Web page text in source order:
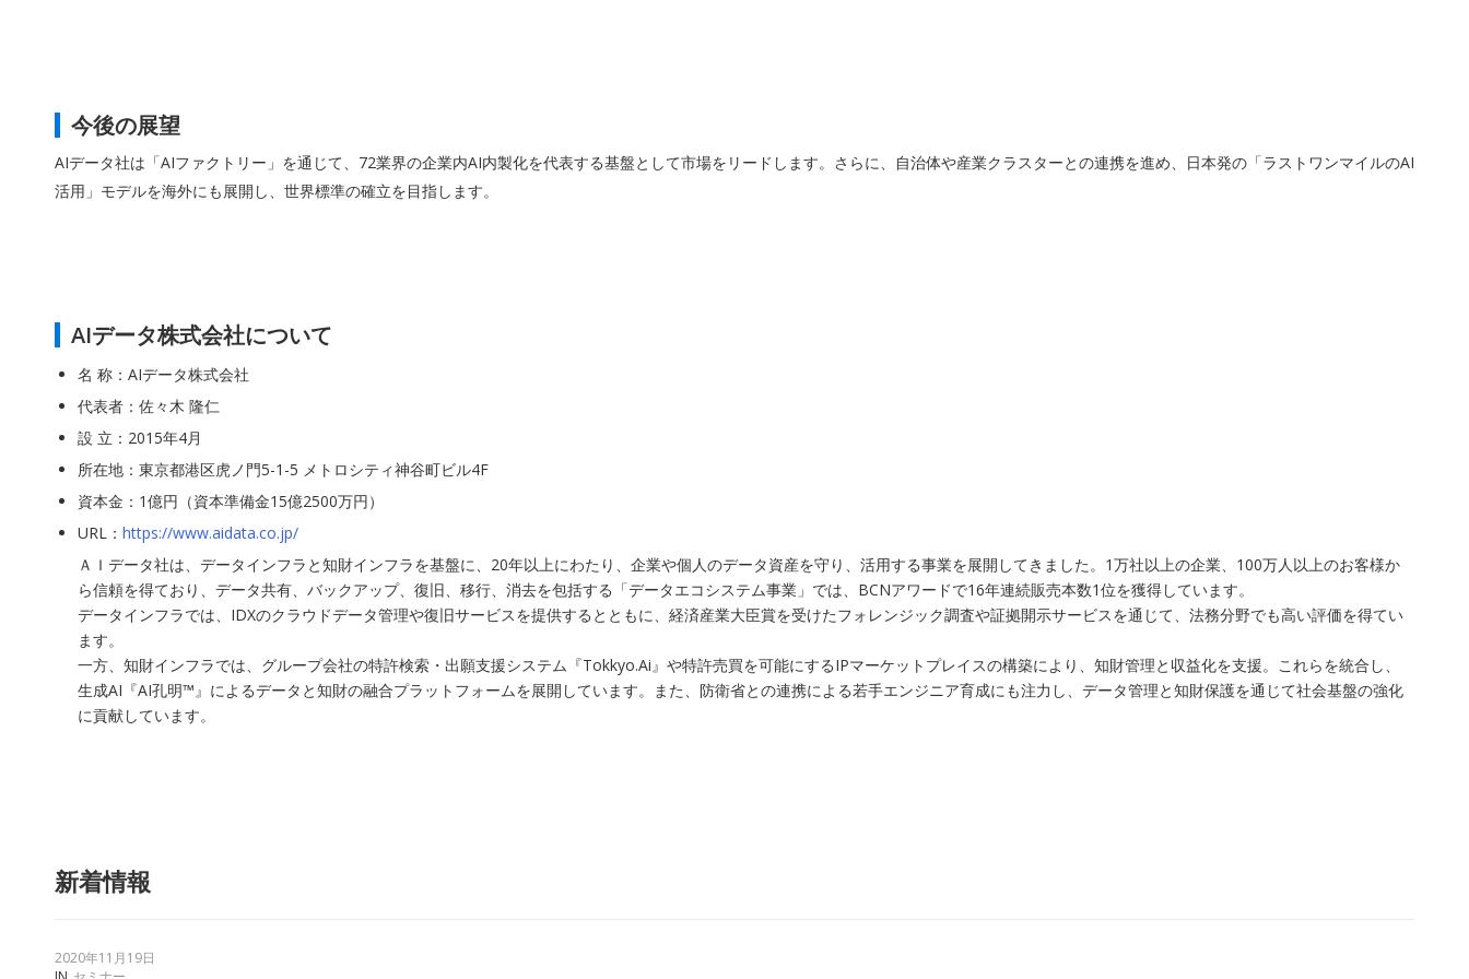
今後の展望
AIデータ社は「AIファクトリー」を通じて、72業界の企業内AI内製化を代表する基盤として市場をリードします。さらに、自治体や産業クラスターとの連携を進め、日本発の「ラストワンマイルのAI
活用」モデルを海外にも展開し、世界標準の確立を目指します。
AIデータ株式会社について
名 称：AIデータ株式会社
代表者：佐々木 隆仁
設 立：2015年4月
所在地：東京都港区虎ノ門5-1-5 メトロシティ神谷町ビル4F
資本金：1億円（資本準備金15億2500万円）
URL： https://www.aidata.co.jp/
ＡＩデータ社は、データインフラと知財インフラを基盤に、20年以上にわたり、企業や個人のデータ資産を守り、活用する事業を展開してきました。1万社以上の企業、100万人以上のお客様か
ら信頼を得ており、データ共有、バックアップ、復旧、移行、消去を包括する「データエコシステム事業」では、BCNアワードで16年連続販売本数1位を獲得しています。
データインフラでは、IDXのクラウドデータ管理や復旧サービスを提供するとともに、経済産業大臣賞を受けたフォレンジック調査や証拠開示サービスを通じて、法務分野でも高い評価を得てい
ます。
一方、知財インフラでは、グループ会社の特許検索・出願支援システム『Tokkyo.Ai』や特許売買を可能にするIPマーケットプレイスの構築により、知財管理と収益化を支援。これらを統合し、
生成AI『AI孔明™』によるデータと知財の融合プラットフォームを展開しています。また、防衛省との連携による若手エンジニア育成にも注力し、データ管理と知財保護を通じて社会基盤の強化
に貢献しています。
新着情報
2020年11月19日